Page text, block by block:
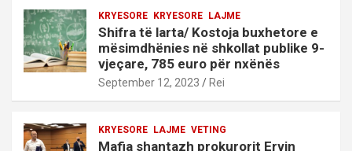
KRYESORE KRYESORE LAJME
Shifra të larta/ Kostoja buxhetore e
mësimdhënies në shkollat publike 9-
vjeçare, 785 euro për nxënës
September 12, 2023 Rei
KRYESORE LAJME VETING
Mafia shantazh prokurorit Ervin